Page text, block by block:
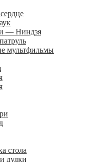
— Ниндзя
мультфильмы
стола
дудки